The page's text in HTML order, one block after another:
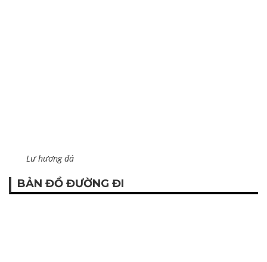
Lư hương đá
BẢN ĐỒ ĐƯỜNG ĐI